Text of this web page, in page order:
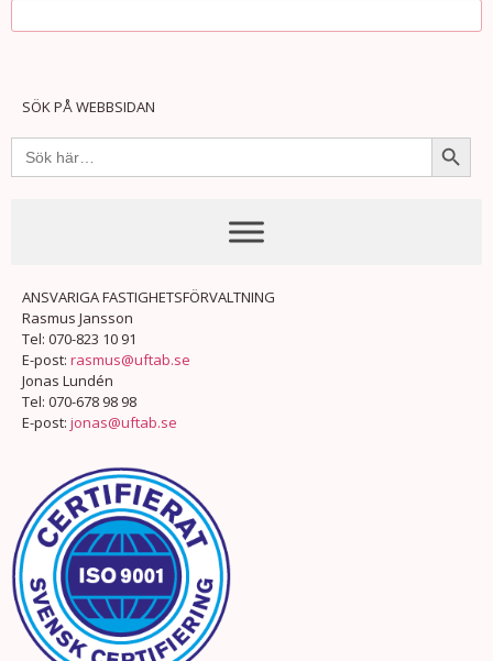
SÖK PÅ WEBBSIDAN
Sök
efter:
ANSVARIGA FASTIGHETSFÖRVALTNING
Rasmus Jansson
Tel: 070-823 10 91
E-post: rasmus@uftab.se
Jonas Lundén
Tel: 070-678 98 98
E-post: jonas@uftab.se